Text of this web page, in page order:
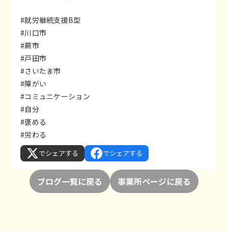
#就労継続支援B型
#川口市
#蕨市
#戸田市
#さいたま市
#障がい
#コミュニケーション
#自分
#褒める
#労わる
でシェアする でシェアする
ブログ一覧に戻る 事業所ページに戻る